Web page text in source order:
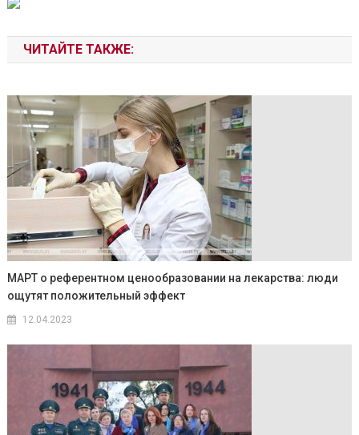
ЧИТАЙТЕ ТАКЖЕ:
МАРТ о референтном ценообразовании на лекарства: люди
ощутят положительный эффект
12.04.2023